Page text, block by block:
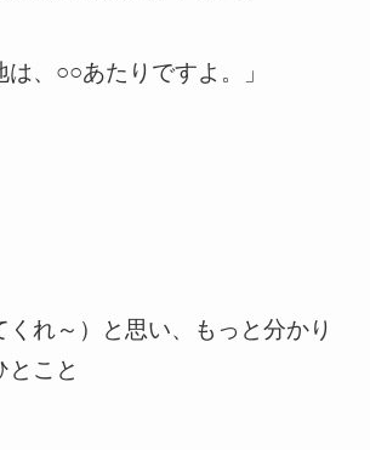
、○○あたりですよ。」
くれ～）と思い、もっと分かり
とこと